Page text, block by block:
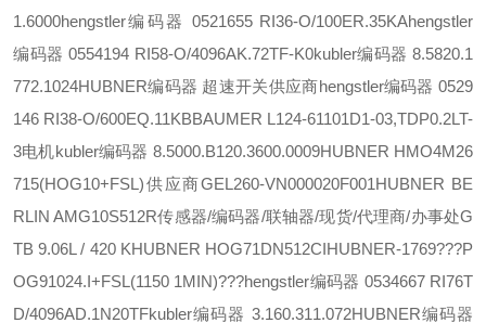
1.6000hengstler编码器 0521655 RI36-O/100ER.35KAhengstler
编码器 0554194 RI58-O/4096AK.72TF-K0kubler编码器 8.5820.1
772.1024HUBNER编码器 超速开关供应商hengstler编码器 0529
146 RI38-O/600EQ.11KBBAUMER L124-61101D1-03,TDP0.2LT-
3电机kubler编码器 8.5000.B120.3600.0009HUBNER HMO4M26
715(HOG10+FSL)供应商GEL260-VN000020F001HUBNER BE
RLIN AMG10S512R传感器/编码器/联轴器/现货/代理商/办事处G
TB 9.06L / 420 KHUBNER HOG71DN512CIHUBNER-1769???P
OG91024.I+FSL(1150 1MIN)???hengstler编码器 0534667 RI76T
D/4096AD.1N20TFkubler编码器 3.160.311.072HUBNER编码器